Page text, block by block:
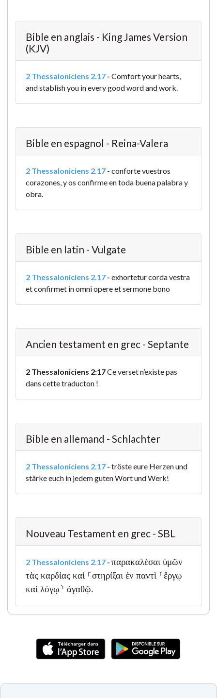
Bible en anglais - King James Version
(KJV)
2 Thessaloniciens 2.17 - Comfort your hearts,
and stablish you in every good word and work.
Bible en espagnol - Reina-Valera
2 Thessaloniciens 2.17 - conforte vuestros
corazones, y os confirme en toda buena palabra y
obra.
Bible en latin - Vulgate
2 Thessaloniciens 2.17 - exhortetur corda vestra
et confirmet in omni opere et sermone bono
Ancien testament en grec - Septante
2 Thessaloniciens 2:17Ce verset n’existe pas
dans cette traducton !
Bible en allemand - Schlachter
2 Thessaloniciens 2.17 - tröste eure Herzen und
stärke euch in jedem guten Wort und Werk!
Nouveau Testament en grec - SBL
2 Thessaloniciens 2.17 - παρακαλέσαι ὑμῶν
τὰς καρδίας καὶ ⸀στηρίξαι ἐν παντὶ ⸂ἔργῳ
καὶ λόγῳ⸃ ἀγαθῷ.